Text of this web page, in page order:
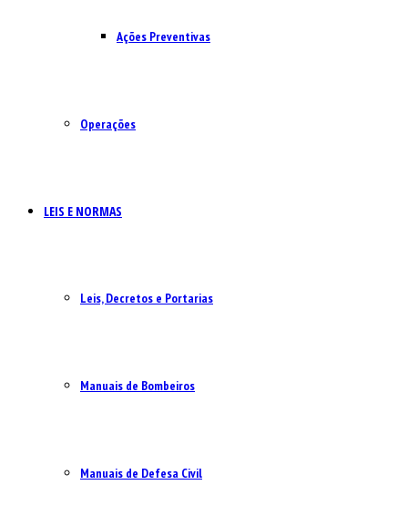
Ações Preventivas
Operações
LEIS E NORMAS
Leis, Decretos e Portarias
Manuais de Bombeiros
Manuais de Defesa Civil